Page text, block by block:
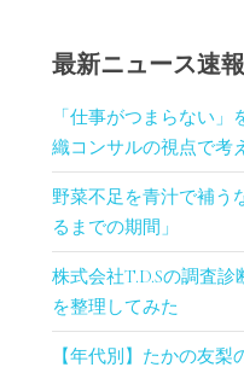
最新ニュース速報
「仕事がつまらない
織コンサルの視点で考
野菜不足を青汁で補う
るまでの期間」
株式会社T.D.Sの調査
を整理してみた
【年代別】たかの友梨